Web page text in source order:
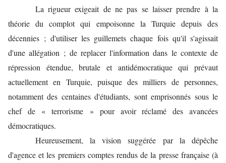
La rigueur exigeait de ne pas se laisser prendre à la
théorie du complot qui empoisonne la Turquie depuis des
décennies ; d'utiliser les guillemets chaque fois qu'il s'agissait
d'une allégation ; de replacer l'information dans le contexte de
répression étendue, brutale et antidémocratique qui prévaut
actuellement en Turquie, puisque des milliers de personnes,
notamment des centaines d'étudiants, sont emprisonnés sous le
chef de « terrorisme » pour avoir réclamé des avancées
démocratiques.
Heureusement, la vision suggérée par la dépêche
d'agence et les premiers comptes rendus de la presse française (à